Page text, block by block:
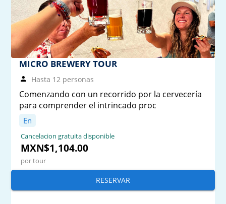
MICRO BREWERY TOUR
Hasta 12 personas
Comenzando con un recorrido por la cervecería
para comprender el intrincado proc
En
Cancelacion gratuita disponible
MXN$1,104.00
por tour
RESERVAR